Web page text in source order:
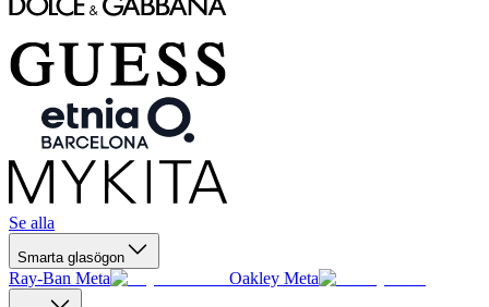
Se alla
Smarta glasögon
Ray-Ban Meta Oakley Meta